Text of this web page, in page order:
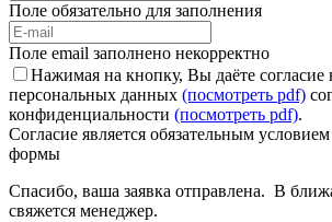
Поле обязательно для заполнения
Поле email заполнено некорректно
Нажимая на кнопку, Вы даёте согласие
персональных данных (посмотреть pdf)
конфиденциальности (посмотреть pdf).
Согласие является обязательным
формы
Спасибо, ваша заявка отправлена. В
свяжется менеджер.